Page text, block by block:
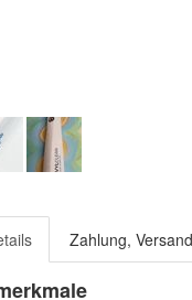
Zahlung,